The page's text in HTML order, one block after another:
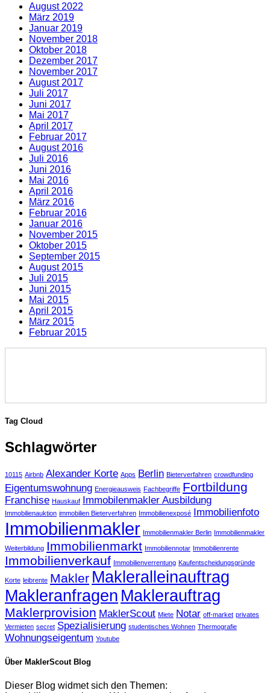
August 2022
März 2019
Januar 2019
November 2018
Oktober 2018
Dezember 2017
November 2017
August 2017
Juli 2017
Juni 2017
Mai 2017
April 2017
Februar 2017
August 2016
Juli 2016
Juni 2016
Mai 2016
April 2016
März 2016
Februar 2016
Januar 2016
November 2015
Oktober 2015
September 2015
August 2015
Juli 2015
Juni 2015
Mai 2015
April 2015
März 2015
Februar 2015
Tag Cloud
Schlagwörter
10115 Airbnb Alexander Korte Apps Berlin Bieterverfahren crowdfunding
Eigentumswohnung Energieausweis Fachbegriffe Fortbildung
Franchise Hauskauf Immobilenmakler Ausbildung
Immobilienauktion immobilien Bieterverfahren Immobilienexposé Immobilienfoto
Immobilienmakler Immobilienmakler Berlin Immobilienmakler
Weiterbildung Immobilienmarkt Immobiliennotar Immobilienrente
Immobilienverkauf Immobilienverrentung Kaufentscheidungsgründe
Korte leibrente Makler Makleralleinauftrag
Makleranfragen Maklerauftrag
Maklerprovision MaklerScout Miete Notar off-market privates
Vermieten secret Spezialisierung studentisches Wohnen Thermografie
Wohnungseigentum Youtube
Über MaklerScout Blog
Dieser Blog widmet sich den Themen: